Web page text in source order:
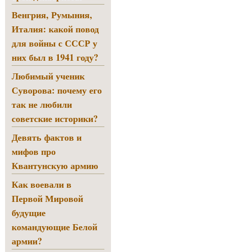
Венгрия, Румыния,
Италия: какой повод
для войны с СССР у
них был в 1941 году?
Любимый ученик
Суворова: почему его
так не любили
советские историки?
Девять фактов и
мифов про
Квантунскую армию
Как воевали в
Первой Мировой
будущие
командующие Белой
армии?